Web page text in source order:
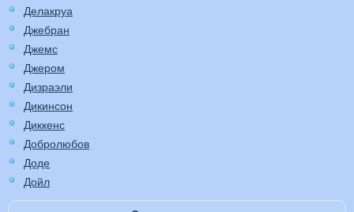
Делакруа
Джебран
Джемс
Джером
Дизраэли
Дикинсон
Диккенс
Добролюбов
Доде
Дойл